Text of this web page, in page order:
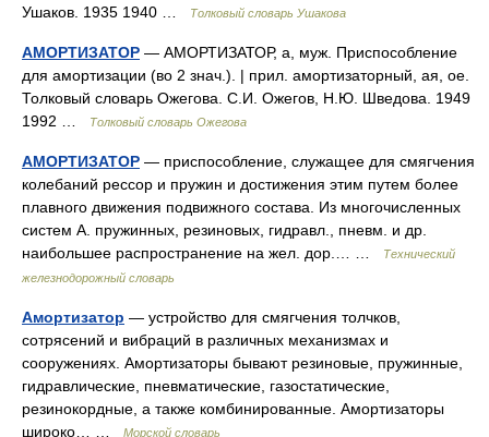
Ушаков. 1935 1940 …
Толковый словарь Ушакова
АМОРТИЗАТОР — АМОРТИЗАТОР, а, муж. Приспособление
для амортизации (во 2 знач.). | прил. амортизаторный, ая, ое.
Толковый словарь Ожегова. С.И. Ожегов, Н.Ю. Шведова. 1949
1992 …
Толковый словарь Ожегова
АМОРТИЗАТОР — приспособление, служащее для смягчения
колебаний рессор и пружин и достижения этим путем более
плавного движения подвижного состава. Из многочисленных
систем А. пружинных, резиновых, гидравл., пневм. и др.
наибольшее распространение на жел. дор.… …
Технический
железнодорожный словарь
Амортизатор — устройство для смягчения толчков,
сотрясений и вибраций в различных механизмах и
сооружениях. Амортизаторы бывают резиновые, пружинные,
гидравлические, пневматические, газостатические,
резинокордные, а также комбинированные. Амортизаторы
широко… …
Морской словарь